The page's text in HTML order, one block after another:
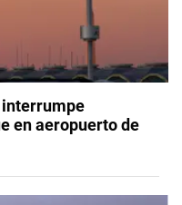
en aeropuerto de